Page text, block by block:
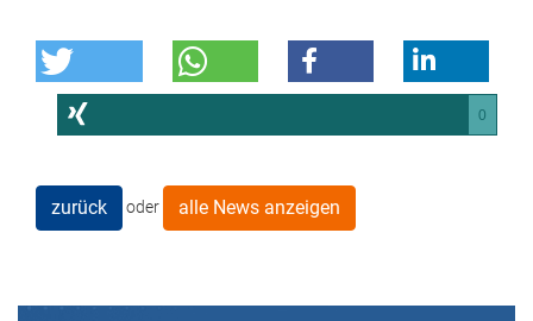
0
zurück oder alle News anzeigen